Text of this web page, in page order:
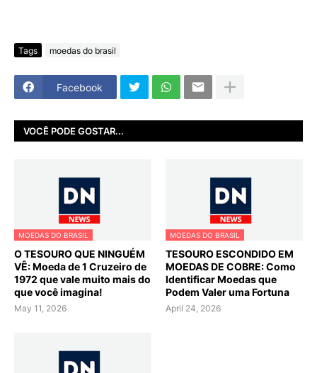
Tags moedas do brasil
Facebook
VOCÊ PODE GOSTAR...
MOEDAS DO BRASIL
O TESOURO QUE NINGUÉM
VÊ: Moeda de 1 Cruzeiro de
1972 que vale muito mais do
que você imagina!
May 11, 2026
MOEDAS DO BRASIL
TESOURO ESCONDIDO EM
MOEDAS DE COBRE: Como
Identificar Moedas que
Podem Valer uma Fortuna
April 24, 2026